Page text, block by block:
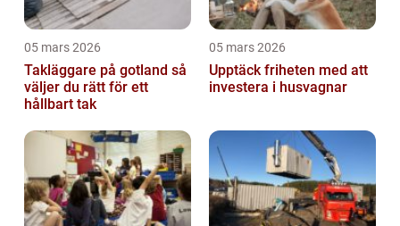
05 mars 2026
Takläggare på gotland så
väljer du rätt för ett
hållbart tak
05 mars 2026
Upptäck friheten med att
investera i husvagnar